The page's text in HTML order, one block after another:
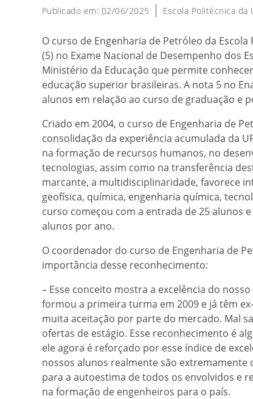
Publicado em: 02/06/2025 Escola Politécnica da
O curso de Engenharia de Petróleo da
(5) no Exame Nacional de Desempenho dos
Ministério da Educação que permite
educação superior brasileiras. A nota 5 no
alunos em relação ao curso de graduação e
Criado em 2004, o curso de Engenharia de
consolidação da experiência acumulada da
na formação de recursos humanos, no
tecnologias, assim como na transferência
marcante, a multidisciplinaridade, favorece
geofísica, química, engenharia química,
curso começou com a entrada de 25 alunos
alunos por ano.
O coordenador do curso de Engenharia de
importância desse reconhecimento:
– Esse conceito mostra a excelência do
formou a primeira turma em 2009 e já têm
muita aceitação por parte do mercado. Mal
ofertas de estágio. Esse reconhecimento é
ele agora é reforçado por esse índice de
nossos alunos realmente são
para a autoestima de todos os envolvidos e
na formação de engenheiros para o país.